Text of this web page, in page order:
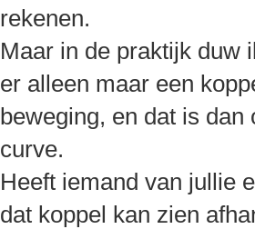
rekenen.
Maar in de praktijk duw
er alleen maar een
beweging, en dat is
curve.
Heeft iemand van jullie
dat koppel kan zien